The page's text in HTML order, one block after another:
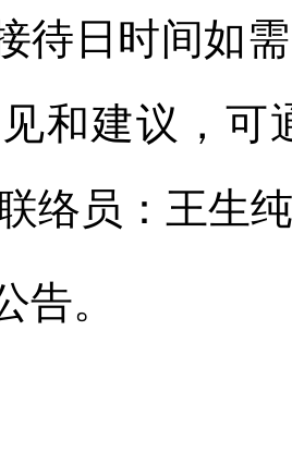
待日时间如
和建议，可
络员：王生
告。